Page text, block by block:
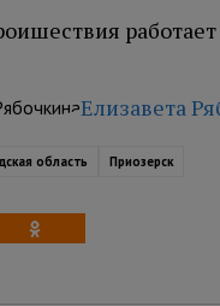
Елизавета
область Приозерск